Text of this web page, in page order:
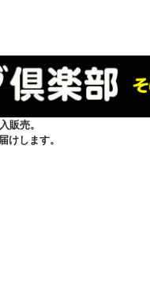
販売。
けします。